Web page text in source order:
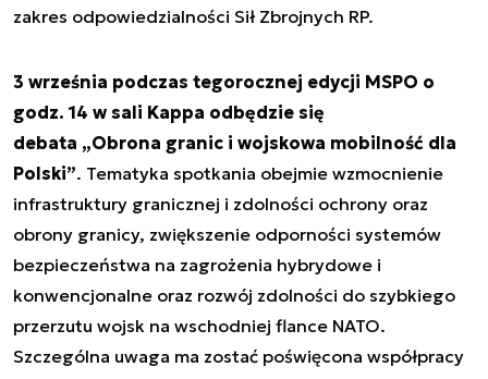
zakres odpowiedzialności Sił Zbrojnych RP.
3 września podczas tegorocznej edycji MSPO o
godz. 14 w sali Kappa odbędzie się
debata „Obrona granic i wojskowa mobilność dla
Polski”. Tematyka spotkania obejmie wzmocnienie
infrastruktury granicznej i zdolności ochrony oraz
obrony granicy, zwiększenie odporności systemów
bezpieczeństwa na zagrożenia hybrydowe i
konwencjonalne oraz rozwój zdolności do szybkiego
przerzutu wojsk na wschodniej flance NATO.
Szczególna uwaga ma zostać poświęcona współpracy